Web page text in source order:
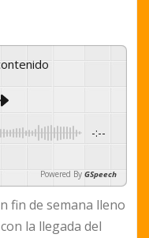
-:--
Powered By GSpeech
fin de semana lleno
la llegada del